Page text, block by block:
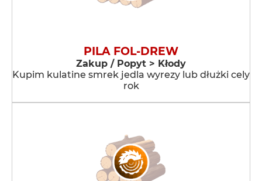
PILA FOL-DREW
Zakup / Popyt > Kłody
Kupim kulatine smrek jedla wyrezy lub dłużki cely
rok